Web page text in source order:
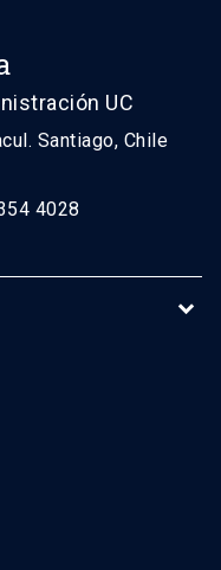
UC
Santiago, Chile
4028